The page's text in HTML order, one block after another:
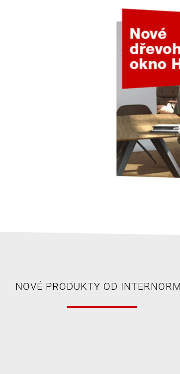
NOVÉ PRODUKTY OD